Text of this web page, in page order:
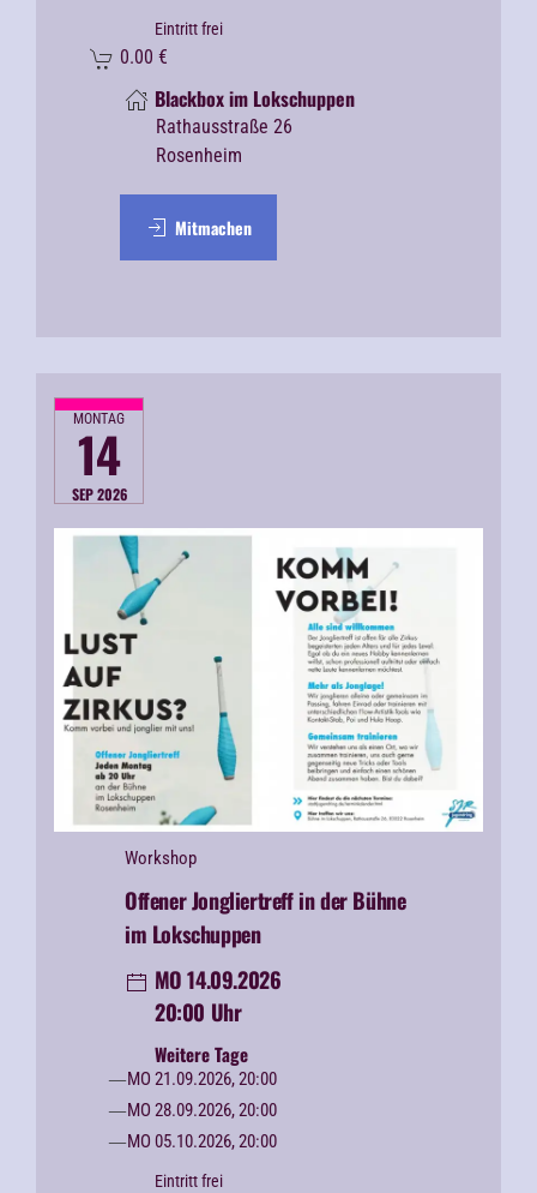
Eintritt frei
0.00 €
Blackbox im Lokschuppen
Rathausstraße 26
Rosenheim
Mitmachen
MONTAG
14
SEP 2026
Workshop
Offener Jongliertreff in der Bühne
im Lokschuppen
MO 14.09.2026
20:00 Uhr
Weitere Tage
MO 21.09.2026, 20:00
MO 28.09.2026, 20:00
MO 05.10.2026, 20:00
Eintritt frei